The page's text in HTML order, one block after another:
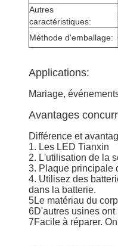
Autres
caractéristiques:
Méthode d'emballage:
Applications:
Mariage,
Avantages
Différence et
1. Les LED Tianxin
2. L'utilisation de la
3. Plaque principale
4. Utilisez des
dans la batterie.
5Le matériau du
6D'autres usines
7Facile à réparer.